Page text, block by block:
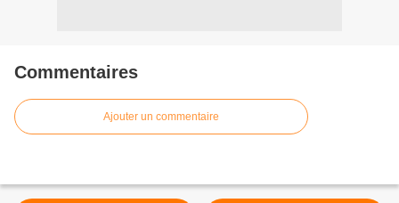
Commentaires
Ajouter un commentaire